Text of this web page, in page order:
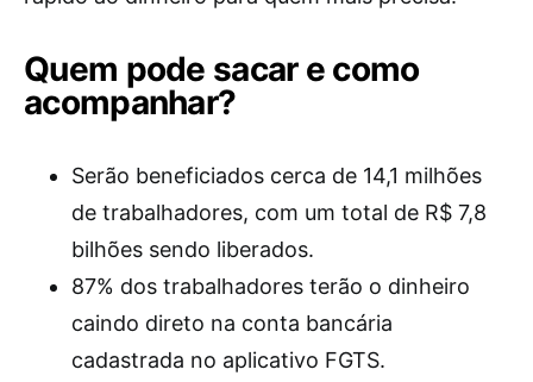
Quem pode sacar e como
acompanhar?
Serão beneficiados cerca de 14,1 milhões
de trabalhadores, com um total de R$ 7,8
bilhões sendo liberados.
87% dos trabalhadores terão o dinheiro
caindo direto na conta bancária
cadastrada no aplicativo FGTS.